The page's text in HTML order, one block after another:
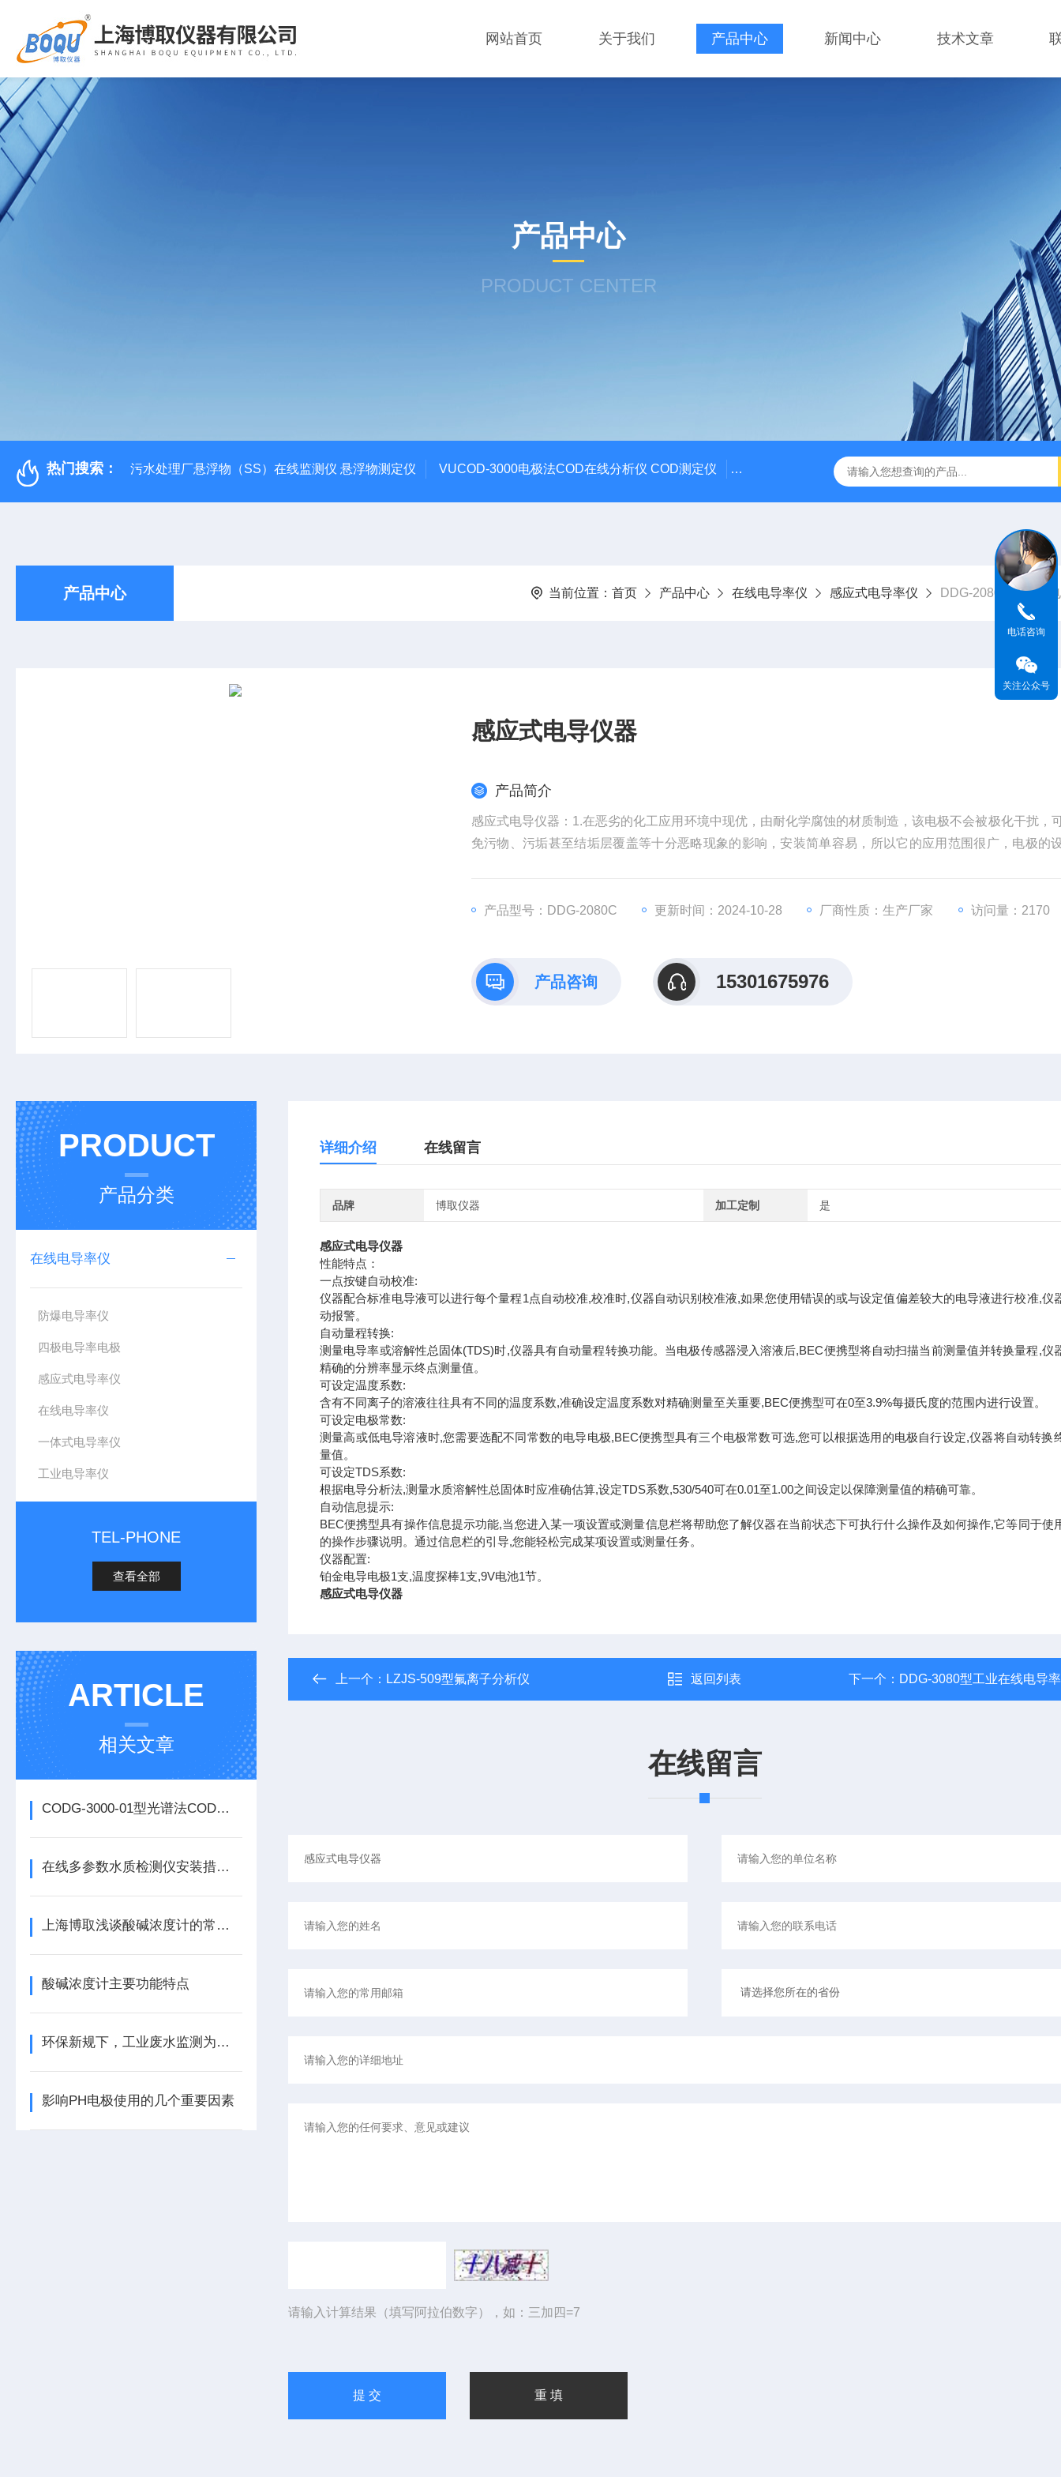
网站首页 关于我们 产品中心 新闻中心 技术文章
产品中心
PRODUCT CENTER
热门搜索： 污水处理厂悬浮物（SS）在线监测仪 悬浮物测定仪 VUCOD-3000电极法COD在线分析仪 COD测定仪 DDG-2090AX耐高温耐压工业电导率仪 在线电导仪
产品中心 当前位置： 首页 产品中心 在线电导率仪 感应式电导率仪 DDG-2080C感应式
感应式电导仪器
产品简介
感应式电导仪器：1.在恶劣的化工应用环境中现优，由耐化学腐蚀的材质制造，该电极不会被极化干扰，
免污物、污垢甚至结垢层覆盖等十分恶略现象的影响，安装简单容易，所以它的应用范围很广，电极的
3、感应电导率技术，消除了堵塞和极化的误差。使用接触式电极可能造成堵塞的所有领域；
产品型号：DDG-2080C 更新时间：2024-10-28 厂商性质：生产厂家 访问量：2170
产品咨询 15301675976
PRODUCT
产品分类
在线电导率仪
防爆电导率仪
四极电导率电极
感应式电导率仪
在线电导率仪
一体式电导率仪
工业电导率仪
TEL-PHONE
查看全部
ARTICLE
相关文章
CODG-3000-01型光谱法COD电极
在线多参数水质检测仪安装措施介绍
上海博取浅谈酸碱浓度计的常见分类
酸碱浓度计主要功能特点
环保新规下，工业废水监测为何选感应式电导率传感器？
影响PH电极使用的几个重要因素
详细介绍 在线留言
品牌 博取仪器 加工定制 是
感应式电导仪器
性能特点：
一点按键自动校准:
仪器配合标准电导液可以进行每个量程1点自动校准,校准时,仪器自动识别校准液,如果您使用错误的或与设定值偏差较大的电导液进行校准,仪
动报警。
自动量程转换:
测量电导率或溶解性总固体(TDS)时,仪器具有自动量程转换功能。当电极传感器浸入溶液后,BEC便携型将自动扫描当前测量值并转换量程,仪
精确的分辨率显示终点测量值。
可设定温度系数:
含有不同离子的溶液往往具有不同的温度系数,准确设定温度系数对精确测量至关重要,BEC便携型可在0至3.9%每摄氏度的范围内进行设置。
可设定电极常数:
测量高或低电导溶液时,您需要选配不同常数的电导电极,BEC便携型具有三个电极常数可选,您可以根据选用的电极自行设定,仪器将自动转换
量值。
可设定TDS系数:
根据电导分析法,测量水质溶解性总固体时应准确估算,设定TDS系数,530/540可在0.01至1.00之间设定以保障测量值的精确可靠。
自动信息提示:
BEC便携型具有操作信息提示功能,当您进入某一项设置或测量信息栏将帮助您了解仪器在当前状态下可执行什么操作及如何操作,它等同于使
的操作步骤说明。通过信息栏的引导,您能轻松完成某项设置或测量任务。
仪器配置:
铂金电导电极1支,温度探棒1支,9V电池1节。
感应式电导仪器
上一个： LZJS-509型氟离子分析仪 返回列表 下一个： DDG-3080型工业在线电导
在线留言
请输入计算结果（填写阿拉伯数字），如：三加四=7
电话咨询
关注公众号